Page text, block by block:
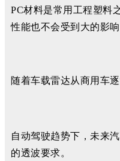
PC材料是常用工程塑料
性能也不会受到大的影
随着车载雷达从商用车
自动驾驶趋势下，未来
的透波要求。